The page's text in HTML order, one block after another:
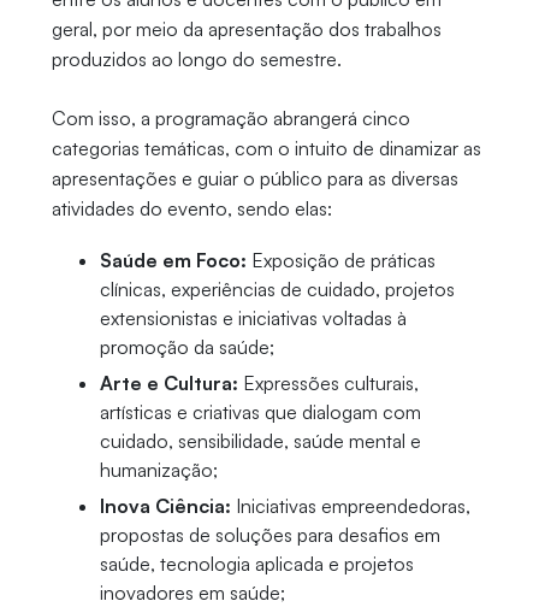
geral, por meio da apresentação dos trabalhos
produzidos ao longo do semestre.
Com isso, a programação abrangerá cinco
categorias temáticas, com o intuito de dinamizar as
apresentações e guiar o público para as diversas
atividades do evento, sendo elas:
Saúde em Foco: Exposição de práticas
clínicas, experiências de cuidado, projetos
extensionistas e iniciativas voltadas à
promoção da saúde;
Arte e Cultura: Expressões culturais,
artísticas e criativas que dialogam com
cuidado, sensibilidade, saúde mental e
humanização;
Inova Ciência: Iniciativas empreendedoras,
propostas de soluções para desafios em
saúde, tecnologia aplicada e projetos
inovadores em saúde;